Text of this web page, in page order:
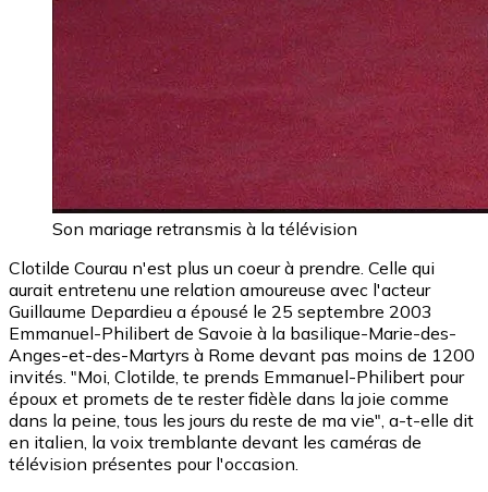
Son mariage retransmis à la télévision
Clotilde Courau n'est plus un coeur à prendre. Celle qui
aurait entretenu une relation amoureuse avec l'acteur
Guillaume Depardieu a épousé le 25 septembre 2003
Emmanuel-Philibert de Savoie à la basilique-Marie-des-
Anges-et-des-Martyrs à Rome devant pas moins de 1200
invités. "Moi, Clotilde, te prends Emmanuel-Philibert pour
époux et promets de te rester fidèle dans la joie comme
dans la peine, tous les jours du reste de ma vie", a-t-elle dit
en italien, la voix tremblante devant les caméras de
télévision présentes pour l'occasion.